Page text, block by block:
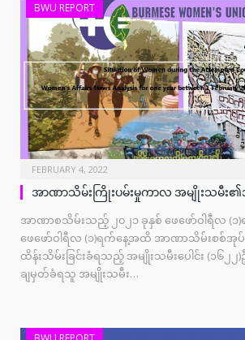
BWU REPORT
FEBRUARY 4, 2022
အာဏာသိမ်းကြိုးပမ်းမှုကာလ အမျိုးသမီး၏
အာဏာစသိမ်းသည့် ၂၀၂၁ ခုနှစ် ဖေဖော်ဝါရီလ (၁
ဖေဖော်ဝါရီလ (၁)ရက်နေ့အထိ အာဏာသိမ်းစစ်အု
ထိန်းသိမ်းခြင်းခံရသည့် အမျိုးသမီးပေါင်း (၁၆၂၂)ဦ
ချမှတ်ခံရသူ အမျိုးသမီး…